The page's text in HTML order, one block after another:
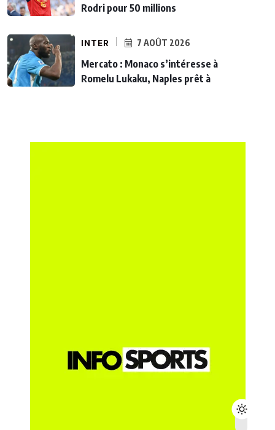
Rodri pour 50 millions
INTER 7 AOÛT 2026
Mercato : Monaco s’intéresse à
Romelu Lukaku, Naples prêt à